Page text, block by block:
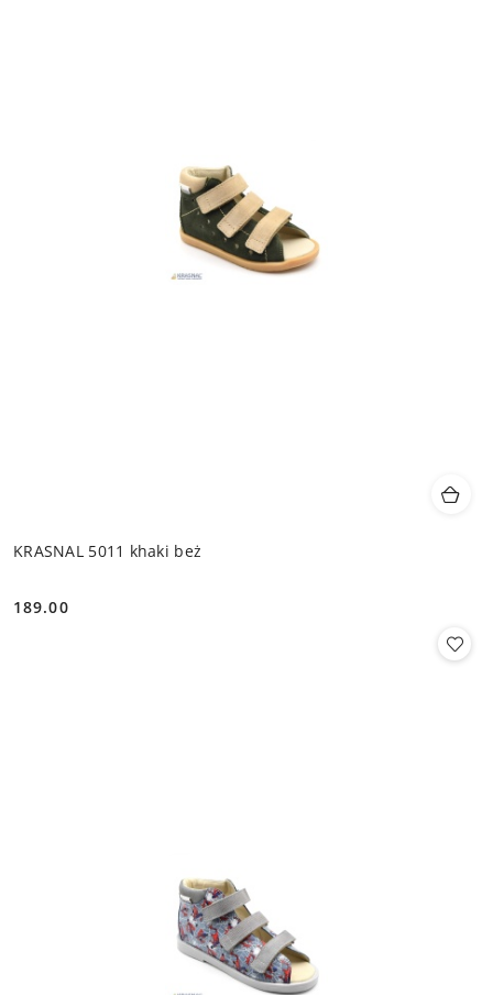
KRASNAL 5011 khaki beż
Cena:
189.00